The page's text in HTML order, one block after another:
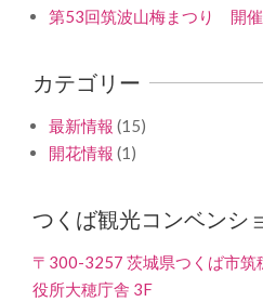
第53回筑波山梅まつり 開
カテゴリー
最新情報 (15)
開花情報 (1)
つくば観光コンベンシ
〒300-3257 茨城県つくば市筑
役所大穂庁舎 3F